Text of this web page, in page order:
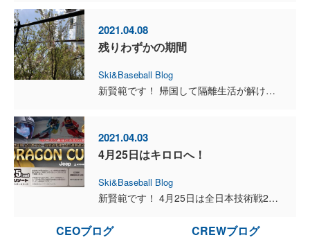
2021.04.08
残りわずかの期間
Ski&Baseball Blog
新賢範です！ 帰国して隔離生活が解けるまであと2日になりました。この2週間部屋の中で出来る範囲で体力を維持するよう工夫してきましたが、毎日自重トレーニングだとウエイトトレーニングがしたくなってき...
2021.04.03
4月25日はキロロへ！
Ski&Baseball Blog
新賢範です！ 4月25日は全日本技術戦2連覇の武田竜さん主催のドラゴンカップがキロロにて開催されます！国内のトップレーサー達も特選組でガチンコの勝負をします！もちろん私も優勝狙って参戦いたします...
CEOブログ CREWブログ